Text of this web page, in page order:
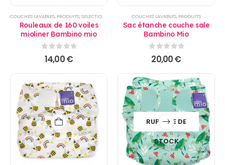
COUCHES LAVABLES, PRODUITS,SELECTIONS
Rouleaux de 160 voiles
mioliner Bambino mio
0sur 5
14,00€
COUCHES LAVABLES, PRODUITS
Sac étanche couche sale
Bambino Mio
0sur 5
20,00€
RUPTURE DE
STOCK